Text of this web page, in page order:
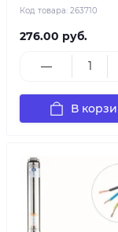
Код товара: 263710
276.00 руб.
В